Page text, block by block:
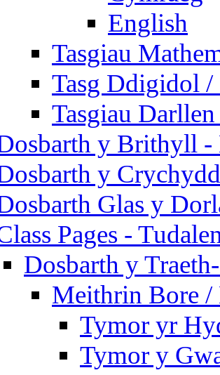
English
Tasgiau
Tasg Ddigidol
Tasgiau
y Brithyll
y
Glas y
Pages -
Dosbarth y
Meithrin Bore
Tymor yr
Tymor y